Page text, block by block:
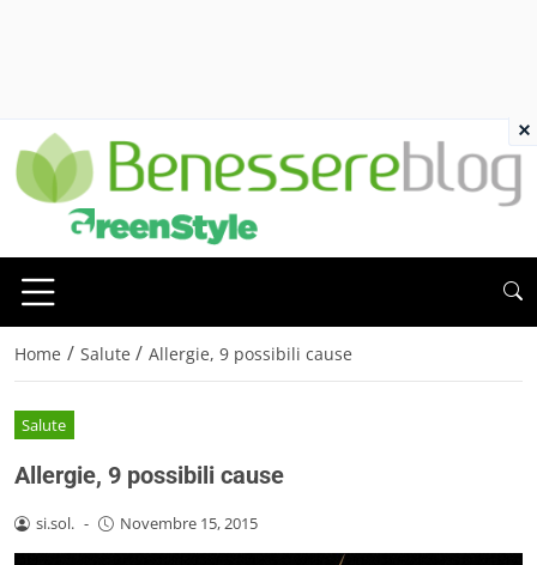
Home / Salute / Allergie, 9 possibili cause
Salute
Allergie, 9 possibili cause
si.sol. - Novembre 15, 2015
×